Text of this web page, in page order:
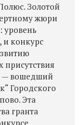
Золотой
жюри
уровень
и конкурс
присутствия
— вошедший
Городского
Эта
гранта